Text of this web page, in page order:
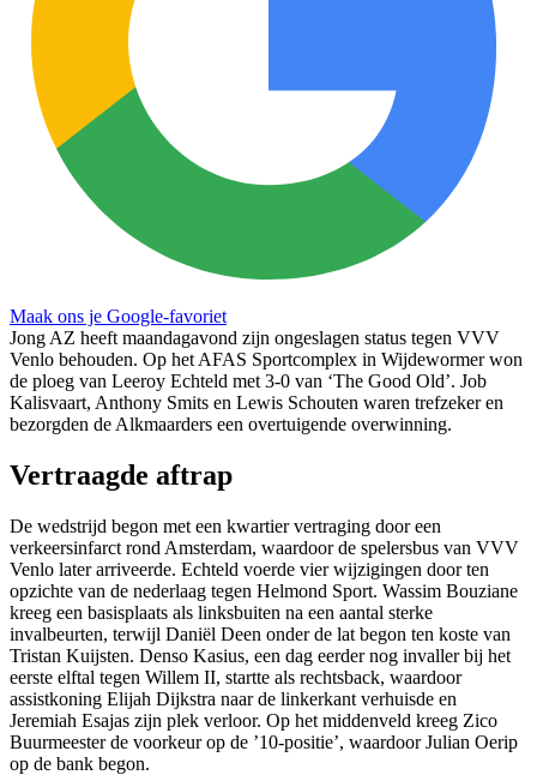
Maak ons je Google-favoriet
Jong AZ heeft maandagavond zijn ongeslagen status tegen VVV
Venlo behouden. Op het AFAS Sportcomplex in Wijdewormer won
de ploeg van Leeroy Echteld met 3-0 van ‘The Good Old’. Job
Kalisvaart, Anthony Smits en Lewis Schouten waren trefzeker en
bezorgden de Alkmaarders een overtuigende overwinning.
Vertraagde aftrap
De wedstrijd begon met een kwartier vertraging door een
verkeersinfarct rond Amsterdam, waardoor de spelersbus van VVV
Venlo later arriveerde. Echteld voerde vier wijzigingen door ten
opzichte van de nederlaag tegen Helmond Sport. Wassim Bouziane
kreeg een basisplaats als linksbuiten na een aantal sterke
invalbeurten, terwijl Daniël Deen onder de lat begon ten koste van
Tristan Kuijsten. Denso Kasius, een dag eerder nog invaller bij het
eerste elftal tegen Willem II, startte als rechtsback, waardoor
assistkoning Elijah Dijkstra naar de linkerkant verhuisde en
Jeremiah Esajas zijn plek verloor. Op het middenveld kreeg Zico
Buurmeester de voorkeur op de ’10-positie’, waardoor Julian Oerip
op de bank begon.